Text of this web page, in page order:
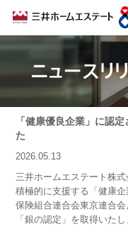
ニュースリリース
「健康優良企業」に認
た
2026.05.13
三井ホームエステート株
積極的に支援する「健康
保険組合連合会東京連合会
「銀の認定」 を取得いたし